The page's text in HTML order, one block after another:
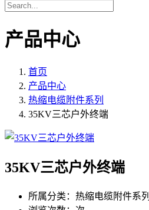
产品中心
首页
产品中心
热缩电缆附件系列
35KV三芯户外终端
35KV三芯户外终端
所属分类： 热缩电缆附件系列